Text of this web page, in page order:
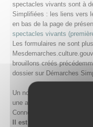
spectacles vivants sont à
Simplifiées : les liens vers
en bas de la page de
spectacles vivants
Les formulaires ne sont
brouillons créés
dossier sur Démarches
Un nouveau compte doit
une adresse email et un
Connect.
Il est conseillé lors de la